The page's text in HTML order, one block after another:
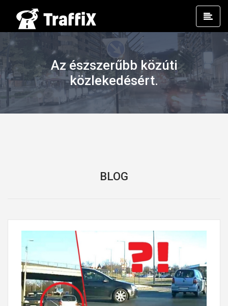
Az észszerűbb közúti
közlekedésért.
BLOG